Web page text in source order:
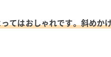
てはおしゃれです。斜めか